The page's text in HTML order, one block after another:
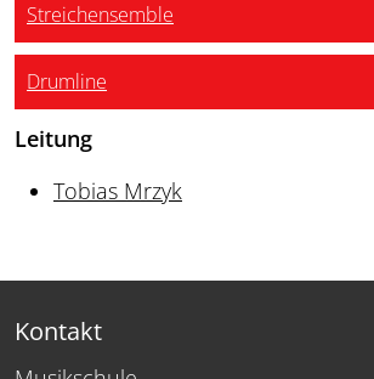
Streichensemble
Drumline
Leitung
Tobias Mrzyk
Kontakt